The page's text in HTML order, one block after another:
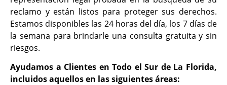
reclamo y están listos para proteger sus derechos.
Estamos disponibles las 24 horas del día, los 7 días de
la semana para brindarle una consulta gratuita y sin
riesgos.
Ayudamos a Clientes en Todo el Sur de La Florida,
incluidos aquellos en las siguientes áreas: